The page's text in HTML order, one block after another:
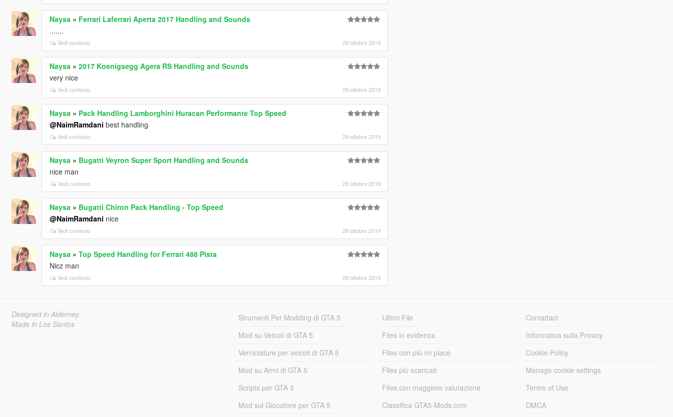
Naysa » Ferrari Laferrari Aperta 2017 Handling and Sounds
.......
Vedi contesto 29 ottobre 2019
Naysa » 2017 Koenigsegg Agera RS Handling and Sounds
very nice
Vedi contesto 29 ottobre 2019
Naysa » Pack Handling Lamborghini Huracan Performante Top Speed
@NaimRamdani best handling
Vedi contesto 29 ottobre 2019
Naysa » Bugatti Veyron Super Sport Handling and Sounds
nice man
Vedi contesto 29 ottobre 2019
Naysa » Bugatti Chiron Pack Handling - Top Speed
@NaimRamdani nice
Vedi contesto 29 ottobre 2019
Naysa » Top Speed Handling for Ferrari 488 Pista
Nicz man
Vedi contesto 29 ottobre 2019
Designed in Alderney
Made in Los Santos
Strumenti Per Modding di GTA 5
Mod su Veicoli di GTA 5
Verniciature per veicoli di GTA 5
Mod su Armi di GTA 5
Scripts per GTA 5
Mod sul Giocatore per GTA 5
Ultimi File
Files in evidenza
Files con più mi piace
Files più scaricati
Files con maggiore valutazione
Classifica GTA5-Mods.com
Contattaci
Informativa sulla Privacy
Cookie Policy
Manage cookie settings
Terms of Use
DMCA